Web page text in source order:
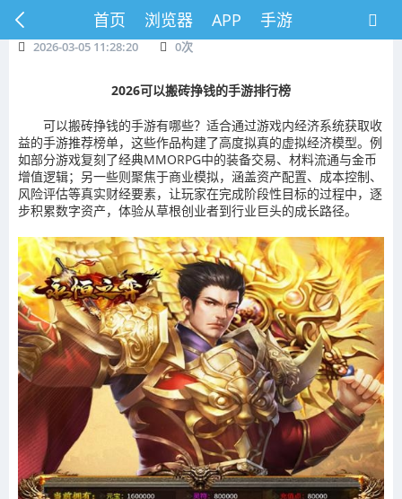
首页 浏览器 APP 手游
2026-03-05 11:28:20 0次
2026可以搬砖挣钱的手游排行榜
可以搬砖挣钱的手游有哪些？适合通过游戏内经济系统获取收
益的手游推荐榜单，这些作品构建了高度拟真的虚拟经济模型。例
如部分游戏复刻了经典MMORPG中的装备交易、材料流通与金币
增值逻辑；另一些则聚焦于商业模拟，涵盖资产配置、成本控制、
风险评估等真实财经要素，让玩家在完成阶段性目标的过程中，逐
步积累数字资产，体验从草根创业者到行业巨头的成长路径。